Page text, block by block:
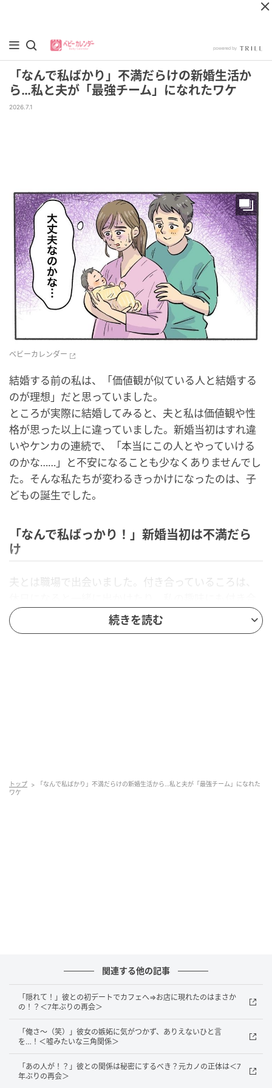
「なんで私ばかり」不満だらけの新婚生活か
ら…私と夫が「最強チーム」になれたワケ
2026.7.1
ベビーカレンダー
結婚する前の私は、「価値観が似ている人と結婚する
のが理想」だと思っていました。
ところが実際に結婚してみると、夫と私は価値観や性
格が思った以上に違っていました。新婚当初はすれ違
いやケンカの連続で、「本当にこの人とやっていける
のかな……」と不安になることも少なくありませんでし
た。そんな私たちが変わるきっかけになったのは、子
どもの誕生でした。
「なんで私ばっかり！」新婚当初は不満だら
け
夫とは職場で出会いました。付き合っているころは、
ってくれたりしていたため、「一緒にいて楽しいし、
この人となら大丈夫」と思っていました。
休日の過ごし方だけでなく、食べ物の好みや生活リズ
転機になったのは、子どもが生まれたことでした。育
児が始まると、それまで気になっていた価値観の違い
について考える余裕もなくなりました。夫婦で協力し
ながら、目の前のわが子と向き合う毎日が始まったの
です。
さらに、わが子は予定よりも早く生まれました。小さ
な体を見ていると、「私のせいかもしれない」「もっ
続きを読む
トップ
「なんで私ばかり」不満だらけの新婚生活から…私と夫が「最強チーム」になれた
ワケ
関連する他の記事
「隠れて！」彼との初デートでカフェへ⇒お店に現れたのはまさか
の！？＜7年ぶりの再会＞
「俺さ～（笑）」彼女の嫉妬に気がつかず、ありえないひと言
を…！＜嘘みたいな三角関係＞
「あの人が！？」彼との関係は秘密にするべき？元カノの正体は＜7
年ぶりの再会＞